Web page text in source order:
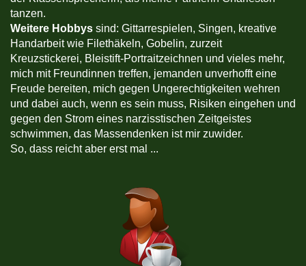
tanzen.
Weitere Hobbys sind: Gittarrespielen, Singen, kreative
Handarbeit wie Filethäkeln, Gobelin, zurzeit
Kreuzstickerei, Bleistift-Portraitzeichnen und vieles mehr,
mich mit Freundinnen treffen, jemanden unverhofft eine
Freude bereiten, mich gegen Ungerechtigkeiten wehren
und dabei auch, wenn es sein muss, Risiken eingehen und
gegen den Strom eines narzisstischen Zeitgeistes
schwimmen, das Massendenken ist mir zuwider.
So, dass reicht aber erst mal ...